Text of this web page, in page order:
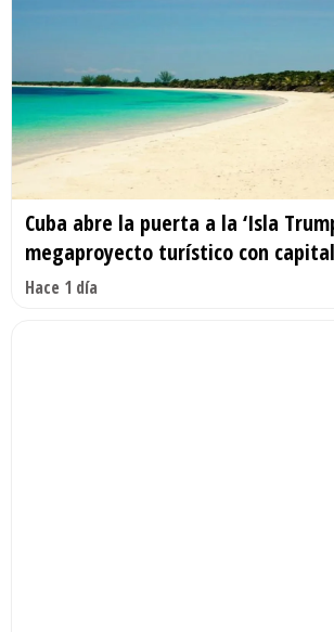
Cuba abre la puerta a la ‘Isla
megaproyecto turístico con
Hace 1 día